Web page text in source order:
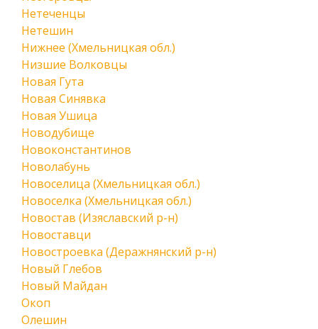
Нетеченцы
Нетешин
Нижнее (Хмельницкая обл.)
Низшие Волковцы
Новая Гута
Новая Синявка
Новая Ушица
Новодубище
Новоконстантинов
Новолабунь
Новоселица (Хмельницкая обл.)
Новоселка (Хмельницкая обл.)
Новостав (Изяславский р-н)
Новоставци
Новостроевка (Деражнянский р-н)
Новый Глебов
Новый Майдан
Окоп
Олешин